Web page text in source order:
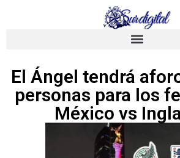
El Ángel tendrá
personas para los
México vs